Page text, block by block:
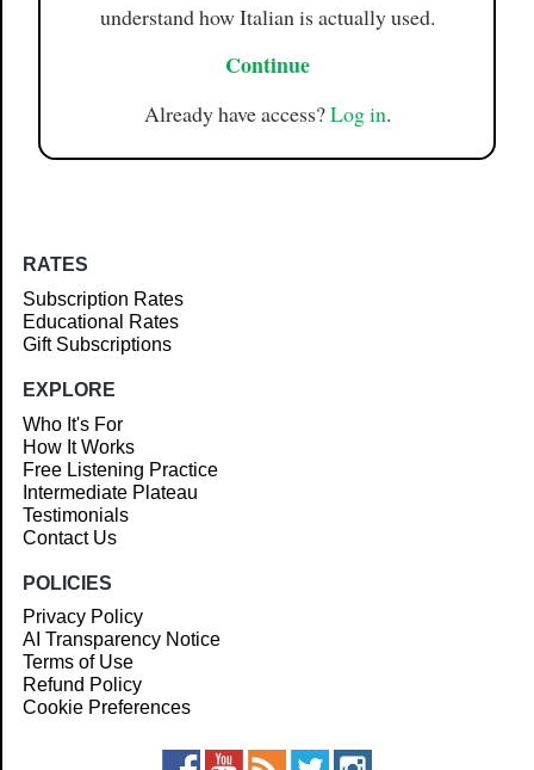
understand how Italian is actually used.
Continue
Already have access?Log in.
RATES
Subscription Rates
Educational Rates
Gift Subscriptions
EXPLORE
Who It's For
How It Works
Free Listening Practice
Intermediate Plateau
Testimonials
Contact Us
POLICIES
Privacy Policy
AI Transparency Notice
Terms of Use
Refund Policy
Cookie Preferences